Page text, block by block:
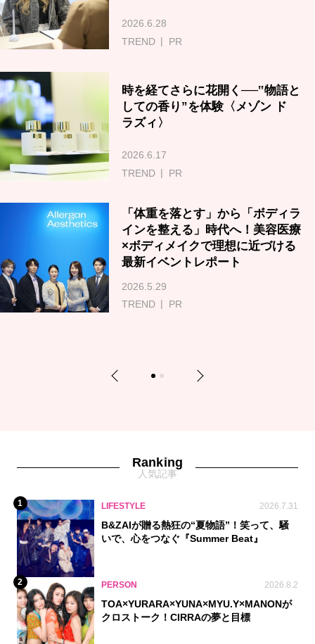
2026.6.28
TREND
PR
時を経てさらに花開く──‟物語と
しての香り”を体験〈メゾン ド
ラズィ〉
2026.6.17
TREND
PR
「体重を落とす」から「ボディラ
インを整える」時代へ！美容医療
×ボディメイクで理想に近づける
最新イベントレポート
2026.5.29
TREND
PR
Previous 1 2 Next
Ranking
人気記事
1 LIFESTYLE 2026.7.31
B&ZAIが贈る熱狂の“夏物語”！笑って、騒
いで、心をつなぐ『Summer Beat』
2 PERSON 2026.8.2
TOA×YURARA×YUNA×MYU.Y×MANONが
クロストーク！CIRRAの夢と目標